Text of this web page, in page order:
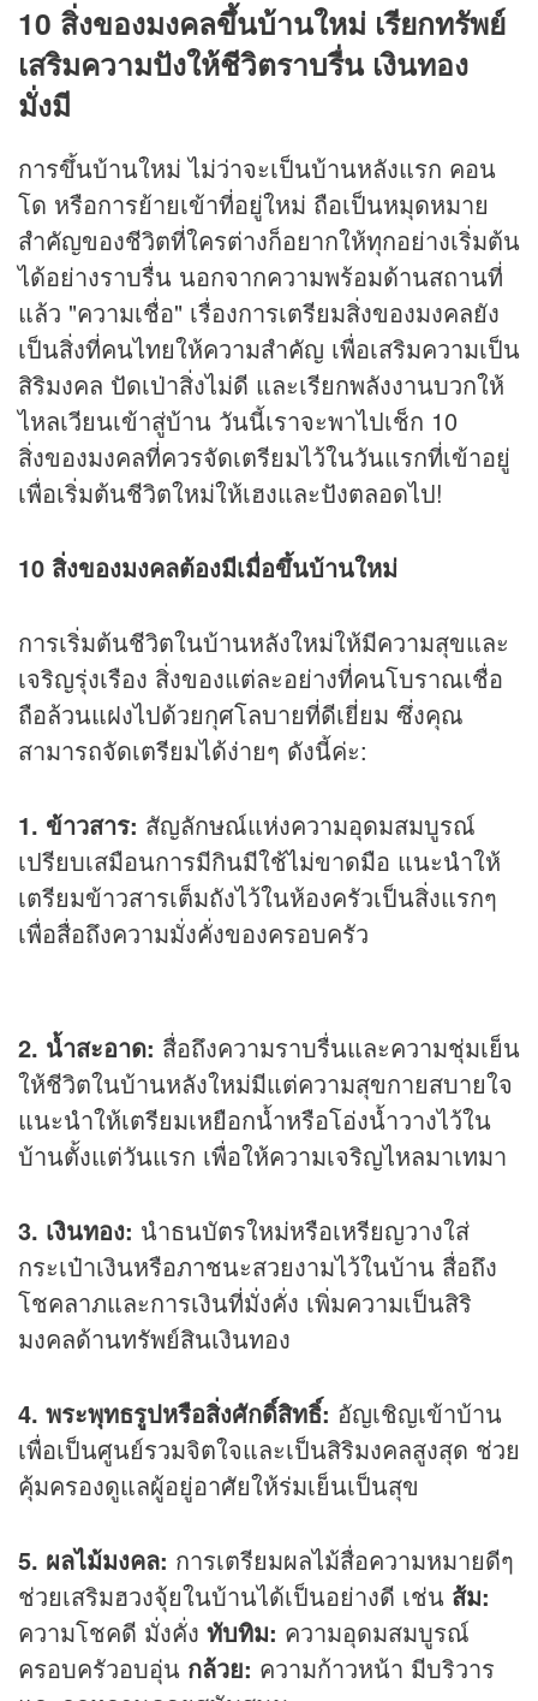
10 สิ่งของมงคลขึ้นบ้านใหม่ เรียกทรัพย์
เสริมความปังให้ชีวิตราบรื่น เงินทอง
มั่งมี
การขึ้นบ้านใหม่ ไม่ว่าจะเป็นบ้านหลังแรก คอน
โด หรือการย้ายเข้าที่อยู่ใหม่ ถือเป็นหมุดหมาย
สำคัญของชีวิตที่ใครต่างก็อยากให้ทุกอย่างเริ่มต้น
ได้อย่างราบรื่น นอกจากความพร้อมด้านสถานที่
แล้ว "ความเชื่อ" เรื่องการเตรียมสิ่งของมงคลยัง
เป็นสิ่งที่คนไทยให้ความสำคัญ เพื่อเสริมความเป็น
สิริมงคล ปัดเป่าสิ่งไม่ดี และเรียกพลังงานบวกให้
ไหลเวียนเข้าสู่บ้าน วันนี้เราจะพาไปเช็ก 10
สิ่งของมงคลที่ควรจัดเตรียมไว้ในวันแรกที่เข้าอยู่
เพื่อเริ่มต้นชีวิตใหม่ให้เฮงและปังตลอดไป!
10 สิ่งของมงคลต้องมีเมื่อขึ้นบ้านใหม่
การเริ่มต้นชีวิตในบ้านหลังใหม่ให้มีความสุขและ
เจริญรุ่งเรือง สิ่งของแต่ละอย่างที่คนโบราณเชื่อ
ถือล้วนแฝงไปด้วยกุศโลบายที่ดีเยี่ยม ซึ่งคุณ
สามารถจัดเตรียมได้ง่ายๆ ดังนี้ค่ะ:
1. ข้าวสาร: สัญลักษณ์แห่งความอุดมสมบูรณ์
เปรียบเสมือนการมีกินมีใช้ไม่ขาดมือ แนะนำให้
เตรียมข้าวสารเต็มถังไว้ในห้องครัวเป็นสิ่งแรกๆ
เพื่อสื่อถึงความมั่งคั่งของครอบครัว
2. น้ำสะอาด: สื่อถึงความราบรื่นและความชุ่มเย็น
ให้ชีวิตในบ้านหลังใหม่มีแต่ความสุขกายสบายใจ
แนะนำให้เตรียมเหยือกน้ำหรือโอ่งน้ำวางไว้ใน
บ้านตั้งแต่วันแรก เพื่อให้ความเจริญไหลมาเทมา
3. เงินทอง: นำธนบัตรใหม่หรือเหรียญวางใส่
กระเป๋าเงินหรือภาชนะสวยงามไว้ในบ้าน สื่อถึง
โชคลาภและการเงินที่มั่งคั่ง เพิ่มความเป็นสิริ
มงคลด้านทรัพย์สินเงินทอง
4. พระพุทธรูปหรือสิ่งศักดิ์สิทธิ์: อัญเชิญเข้าบ้าน
เพื่อเป็นศูนย์รวมจิตใจและเป็นสิริมงคลสูงสุด ช่วย
คุ้มครองดูแลผู้อยู่อาศัยให้ร่มเย็นเป็นสุข
5. ผลไม้มงคล: การเตรียมผลไม้สื่อความหมายดีๆ
ช่วยเสริมฮวงจุ้ยในบ้านได้เป็นอย่างดี เช่น ส้ม:
ความโชคดี มั่งคั่ง ทับทิม: ความอุดมสมบูรณ์
ครอบครัวอบอุ่น กล้วย: ความก้าวหน้า มีบริวาร